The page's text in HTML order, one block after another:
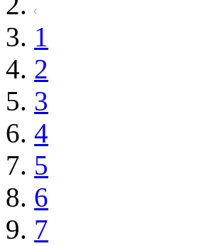
1
2
3
4
5
6
7